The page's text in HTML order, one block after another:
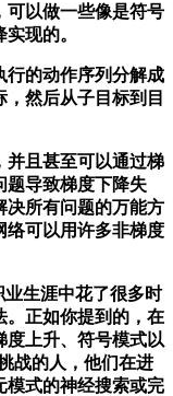
以做一些像是符号
现的。
的动作序列分解成
然后从子目标到目
且甚至可以通过梯
题导致梯度下降失
决所有问题的万能方
络可以用许多非梯度
生涯中花了很多时
。正如你提到的，在
度上升、符号模式以
战的人，他们在进
模式的神经搜索或完